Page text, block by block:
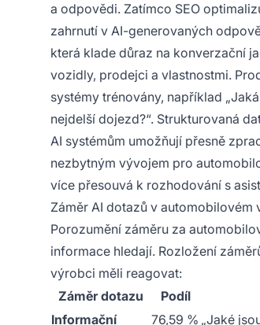
a odpovědi. Zatímco SEO
zahrnutí v AI-generovaných
která klade důraz na konverzační
vozidly, prodejci a vlastnostmi.
systémy trénovány, například
nejdelší dojezd?“. Strukturovaná
AI systémům umožňují přesně
nezbytným vývojem pro
více přesouvá k rozhodování s
Záměr AI dotazů v automobilovém
Porozumění záměru za
informace hledají. Rozložení
výrobci měli reagovat:
Záměr dotazu
Podíl
Informační
76,59 % „Jaké